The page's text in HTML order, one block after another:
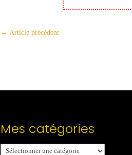
← Article précédent
Mes catégories
Mes